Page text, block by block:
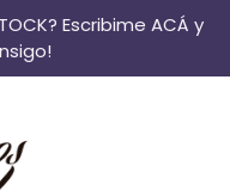
Escribime ACÁ y